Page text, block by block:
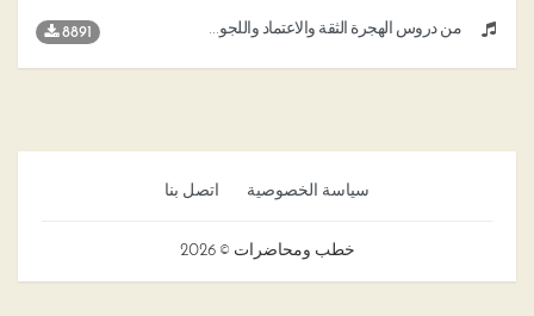
من دروس الهجرة الثقة والاعتماد واللجوء إلى الله 8891
سياسة الخصوصية اتصل بنا
خطب ومحاضرات © 2026